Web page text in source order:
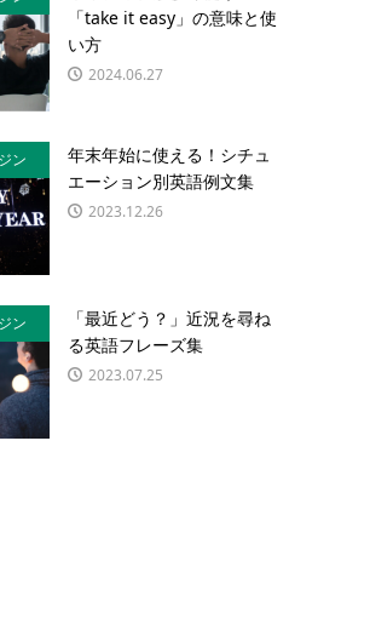
「take it easy」の意味と使
い方
2024.06.27
ン
年末年始に使える！シチュ
エーション別英語例文集
2023.12.26
ン
「最近どう？」近況を尋ね
る英語フレーズ集
2023.07.25